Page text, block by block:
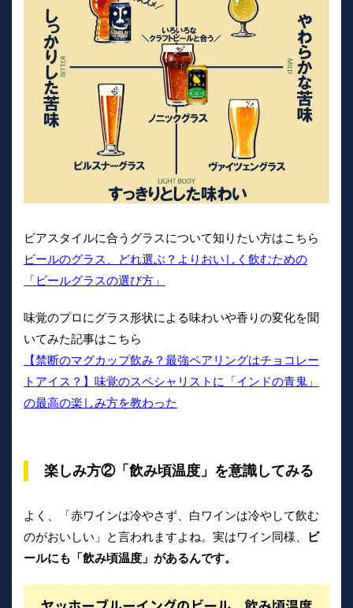
ビアスタイルに合うグラスについて知りたい方はこちら
ビールのグラス、どれ選ぶ？よりおいしく飲むための
「ビールグラスの選び方」
味覚のプロにグラス形状による味わいや香りの変化を聞
いてみた記事はこちら
【禁断のマグカップ飲み？最強ペアリングはチョコレー
トアイス？】味覚のスペシャリストに「インドの青鬼」
の最高の楽しみ方を教わった
楽しみ方②「飲み頃温度」を意識してみる
よく、「赤ワインは冷やさず、白ワインは冷やして飲む
のがおいしい」と言われますよね。実はワイン同様、
ビ
ールにも「飲み頃温度」があるんです。